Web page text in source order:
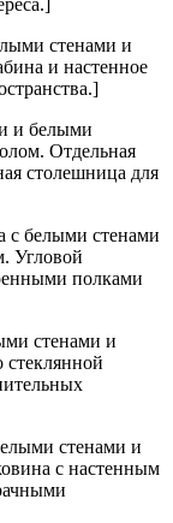
стенами и
и настенное
и белыми
Отдельная
столешница для
с белыми стенами
Угловой
полками
стенами и
стеклянной
стенами и
с настенным